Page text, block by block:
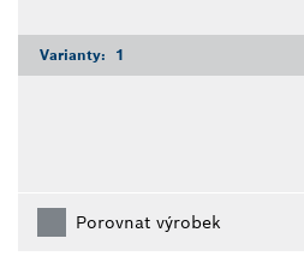
Varianty: 1
Porovnat výrobek